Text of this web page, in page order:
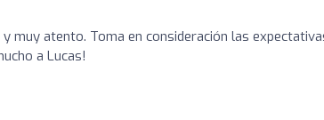
muy atento. Toma en consideración las
a Lucas!